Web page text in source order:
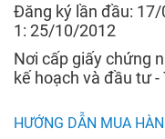
Đăng ký lần đầu:
1: 25/10/2012
Nơi cấp giấy chứng
kế hoạch và đầu tư
HƯỚNG DẪN MUA